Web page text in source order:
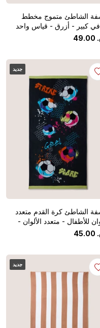
الشاطئ متموج مخطط
كبير - أزرق - قياس واحد
49.00
جديد
الشاطئ كرة القدم متعدد
للأطفال - متعدد الألوان -
واحد45.00
جديد